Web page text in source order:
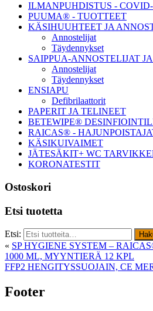
ILMANPUHDISTUS -
PUUMA® - TUOTTEET
KÄSIHUUHTEET JA
Annostelijat
Täydennykset
SAIPPUA-ANNOSTELIJAT
Annostelijat
Täydennykset
ENSIAPU
Defibrilaattorit
PAPERIT JA TELINEET
BETEWIPE®
RAICAS® -
KÄSIKUIVAIMET
JÄTESÄKIT+ WC
KORONATESTIT
Ostoskori
Etsi tuotetta
Etsi:
« SP HYGIENE SYSTEM –
1000 ML, MYYNTIERÄ 12 KPL
FFP2 HENGITYSSUOJAIN, CE
Footer